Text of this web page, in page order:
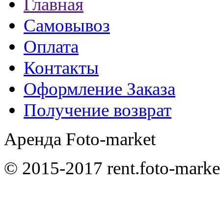
Самовывоз
Оплата
Контакты
Оформление Заказа
Получение возврат
Аренда Foto-market
© 2015-2017 rent.foto-